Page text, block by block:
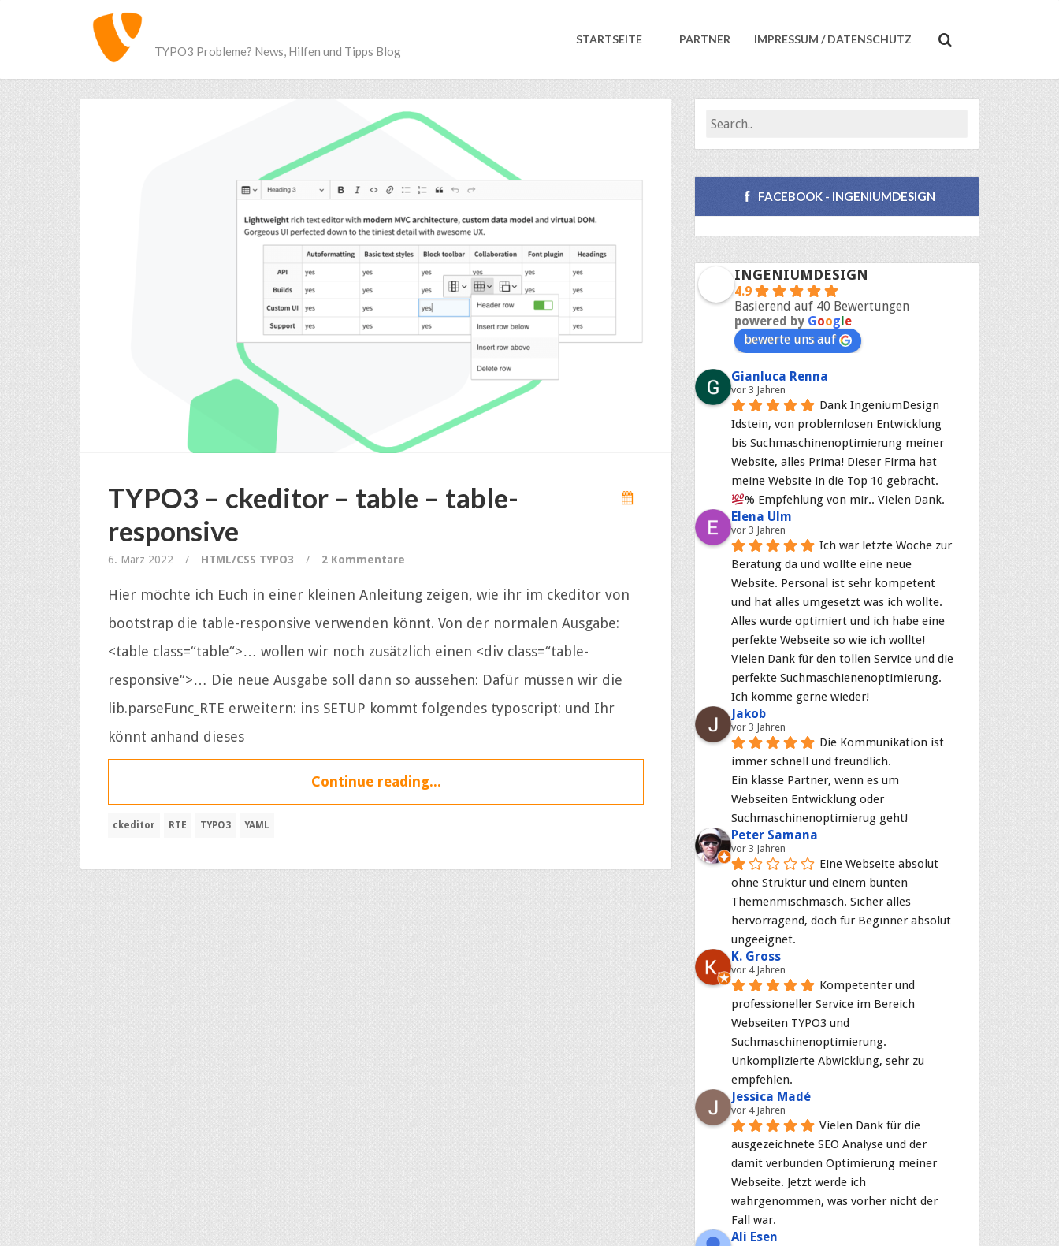
TYPO3 Probleme? News, Hilfen und Tipps Blog
STARTSEITE PARTNER IMPRESSUM / DATENSCHUTZ
TYPO3 – ckeditor – table – table-
responsive
6. März 2022 / HTML/CSS TYPO3 / 2 Kommentare
Hier möchte ich Euch in einer kleinen Anleitung zeigen, wie ihr im ckeditor von
bootstrap die table-responsive verwenden könnt. Von der normalen Ausgabe:
<table class=“table“>… wollen wir noch zusätzlich einen <div class=“table-
responsive“>… Die neue Ausgabe soll dann so aussehen: Dafür müssen wir die
lib.parseFunc_RTE erweitern: ins SETUP kommt folgendes typoscript: und Ihr
könnt anhand dieses
Continue reading...
ckeditor RTE TYPO3 YAML
FACEBOOK - INGENIUMDESIGN
INGENIUMDESIGN
4.9
Basierend auf 40 Bewertungen
powered by Google
bewerte uns auf
Gianluca Renna
vor 3 Jahren
Dank IngeniumDesign
Idstein, von problemlosen Entwicklung
bis Suchmaschinenoptimierung meiner
Website, alles Prima! Dieser Firma hat
meine Website in die Top 10 gebracht.
% Empfehlung von mir.. Vielen Dank.
Elena Ulm
vor 3 Jahren
Ich war letzte Woche zur
Beratung da und wollte eine neue
Website. Personal ist sehr kompetent
und hat alles umgesetzt was ich wollte.
Alles wurde optimiert und ich habe eine
perfekte Webseite so wie ich wollte!
Vielen Dank für den tollen Service und die
perfekte Suchmaschienenoptimierung.
Ich komme gerne wieder!
Jakob
vor 3 Jahren
Die Kommunikation ist
immer schnell und freundlich.
Ein klasse Partner, wenn es um
Webseiten Entwicklung oder
Suchmaschinenoptimierug geht!
Peter Samana
vor 3 Jahren
Eine Webseite absolut
ohne Struktur und einem bunten
Themenmischmasch. Sicher alles
hervorragend, doch für Beginner absolut
ungeeignet.
K. Gross
vor 4 Jahren
Kompetenter und
professioneller Service im Bereich
Webseiten TYPO3 und
Suchmaschinenoptimierung.
Unkomplizierte Abwicklung, sehr zu
empfehlen.
Jessica Madé
vor 4 Jahren
Vielen Dank für die
ausgezeichnete SEO Analyse und der
damit verbunden Optimierung meiner
Webseite. Jetzt werde ich
wahrgenommen, was vorher nicht der
Fall war.
Ali Esen